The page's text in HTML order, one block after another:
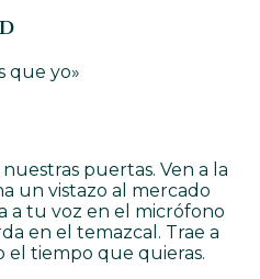
que yo»
puertas. Ven a la
un vistazo al mercado
a tu voz en el micrófono
en el temazcal. Trae a
el tiempo que quieras.